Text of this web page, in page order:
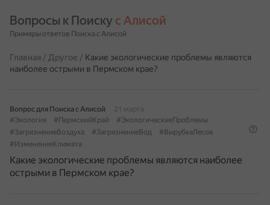
Вопросы к Поиску с Алисой
Примеры ответов Поиска с Алисой
Главная / Другое / Какие экологические проблемы являются
наиболее острыми в Пермском крае?
Вопрос для Поиска с Алисой
21 марта
#Экология
#ПермскийКрай
#ЭкологическиеПроблемы
#ЗагрязнениеВоздуха
#ЗагрязнениеВод
#ВырубкаЛесов
#ИзменениеКлимата
Какие экологические проблемы являются наиболее
острыми в Пермском крае?